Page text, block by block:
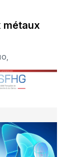
métaux
,